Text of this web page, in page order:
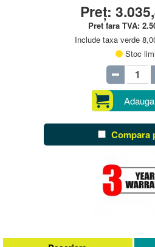
Preț:
Pret fara TVA:
Include taxa verde
Stoc
Compara